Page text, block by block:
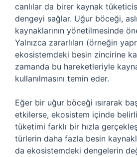
canlılar da birer kaynak
dengeyi sağlar. Uğur böceği,
kaynaklarının yönetilmesinde
Yalnızca zararlıları (örneğin
ekosistemdeki besin zincirine
zamanda bu hareketleriyle
kullanılmasını temin eder.
Eğer bir uğur böceği ısırarak
etkilerse, ekosistem içinde
tüketimi farklı bir hızla
türlerin daha fazla besin
da ekosistemdeki dengelerin